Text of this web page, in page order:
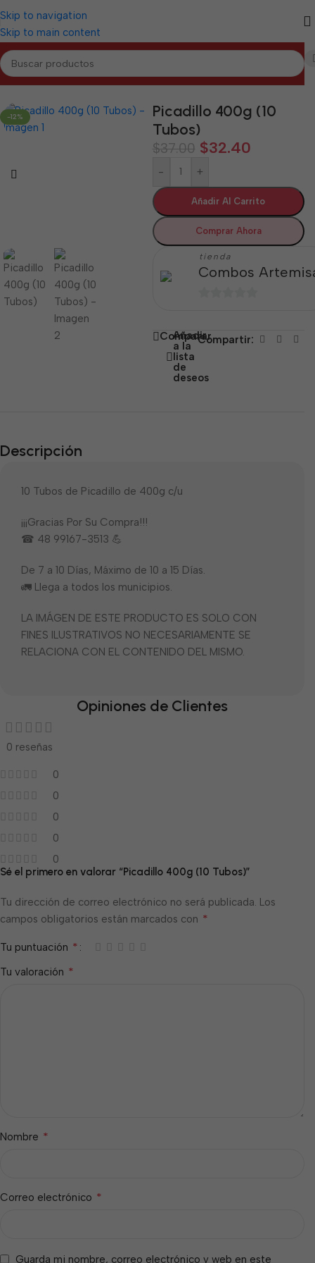
Skip to navigation
Skip to main content
Inicio/ARTEMISA/Cárnicos Artemisa
-12%
Picadillo 400g (10
Tubos)
$37.00 $32.40
- +
Añadir Al Carrito
Comprar Ahora
tienda
Combos
5
Comparar
Añadir
a la
lista
de
deseos
Compartir:
Descripción
10 Tubos de Picadillo de 400g c/u
¡¡¡Gracias Por Su Compra!!!
☎ 48 99167-3513 💪
De 7 a 10 Días, Máximo de 10 a 15 Días.
🚛 Llega a todos los municipios.
LA IMÁGEN DE ESTE PRODUCTO ES SOLO CON
FINES ILUSTRATIVOS NO NECESARIAMENTE SE
RELACIONA CON EL CONTENIDO DEL MISMO.
Opiniones de Clientes
0 reseñas
0
0
0
0
0
Sé el primero en valorar “Picadillo 400g (10 Tubos)”
Tu dirección de correo electrónico no será publicada. Los
campos obligatorios están marcados con *
Tu puntuación *
Tu valoración *
Nombre *
Correo electrónico *
Guarda mi nombre, correo electrónico y web en este